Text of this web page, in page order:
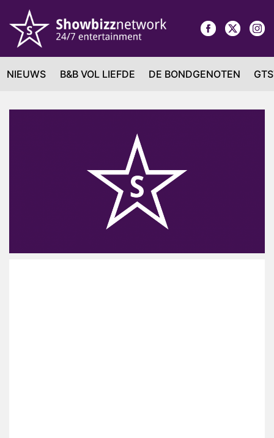
NIEUWS B&B VOL LIEFDE DE BONDGENOTEN